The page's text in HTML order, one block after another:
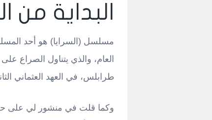
البداية من
مسلسل (السرايا) هو أحد
العام، والذي يتناول الصراع
طرابلس، في العهد العثماني
وكما قلت في منشور لي على